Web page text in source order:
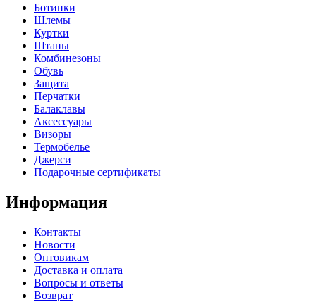
Ботинки
Шлемы
Куртки
Штаны
Комбинезоны
Обувь
Защита
Перчатки
Балаклавы
Аксессуары
Визоры
Термобелье
Джерси
Подарочные сертификаты
Информация
Контакты
Новости
Оптовикам
Доставка и оплата
Вопросы и ответы
Возврат